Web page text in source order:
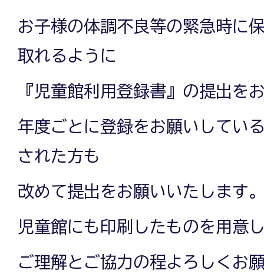
お子様の体調不良等の緊急時に
取れるように
『児童館利用登録書』の提出を
年度ごとに登録をお願いしてい
された方も
改めて提出をお願いいたします
児童館にも印刷したものを用意
ご理解とご協力の程よろしくお